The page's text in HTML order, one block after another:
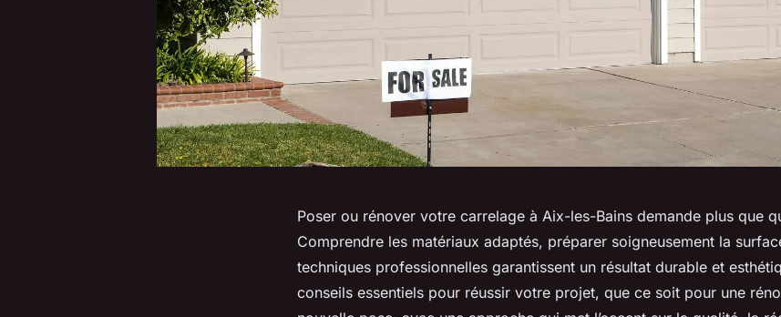
Poser ou rénover votre carrelage à Aix-les-Bains demande plus que
Comprendre les matériaux adaptés, préparer soigneusement la
techniques professionnelles garantissent un résultat durable et
conseils essentiels pour réussir votre projet, que ce soit pour une